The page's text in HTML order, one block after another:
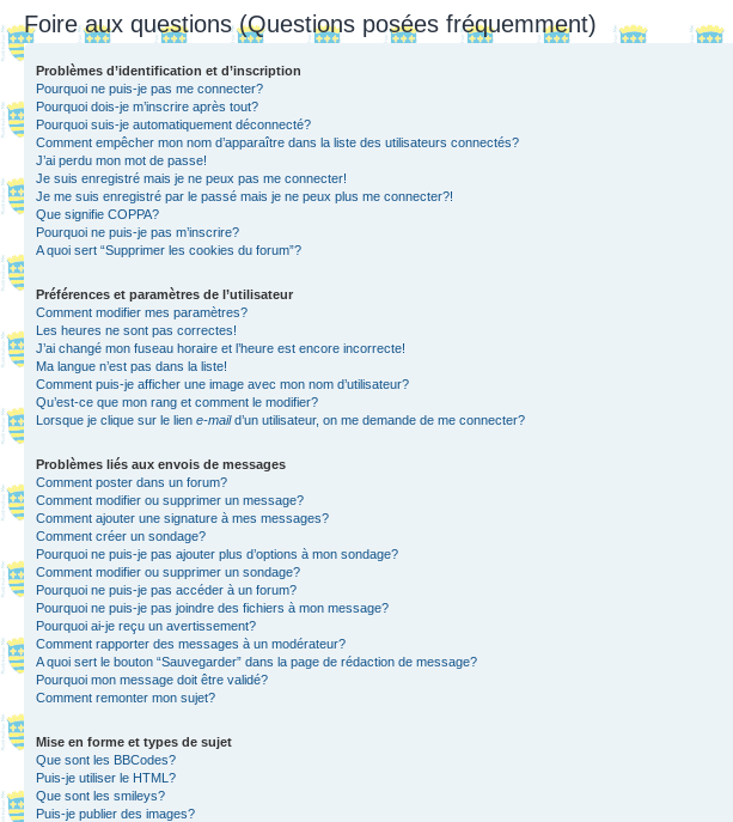
Foire aux questions (Questions posées fréquemment)
Problèmes d’identification et d’inscription
Pourquoi ne puis-je pas me connecter?
Pourquoi dois-je m’inscrire après tout?
Pourquoi suis-je automatiquement déconnecté?
Comment empêcher mon nom d’apparaître dans la liste des utilisateurs connectés?
J’ai perdu mon mot de passe!
Je suis enregistré mais je ne peux pas me connecter!
Je me suis enregistré par le passé mais je ne peux plus me connecter?!
Que signifie COPPA?
Pourquoi ne puis-je pas m’inscrire?
A quoi sert “Supprimer les cookies du forum”?
Préférences et paramètres de l’utilisateur
Comment modifier mes paramètres?
Les heures ne sont pas correctes!
J’ai changé mon fuseau horaire et l’heure est encore incorrecte!
Ma langue n’est pas dans la liste!
Comment puis-je afficher une image avec mon nom d’utilisateur?
Qu’est-ce que mon rang et comment le modifier?
Lorsque je clique sur le lien e-maild’un utilisateur, on me demande de me connecter?
Problèmes liés aux envois de messages
Comment poster dans un forum?
Comment modifier ou supprimer un message?
Comment ajouter une signature à mes messages?
Comment créer un sondage?
Pourquoi ne puis-je pas ajouter plus d’options à mon sondage?
Comment modifier ou supprimer un sondage?
Pourquoi ne puis-je pas accéder à un forum?
Pourquoi ne puis-je pas joindre des fichiers à mon message?
Pourquoi ai-je reçu un avertissement?
Comment rapporter des messages à un modérateur?
A quoi sert le bouton “Sauvegarder” dans la page de rédaction de message?
Pourquoi mon message doit être validé?
Comment remonter mon sujet?
Mise en forme et types de sujet
Que sont les BBCodes?
Puis-je utiliser le HTML?
Que sont les smileys?
Puis-je publier des images?